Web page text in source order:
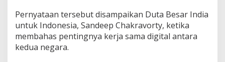
Pernyataan tersebut disampaikan Duta Besar India
untuk Indonesia, Sandeep Chakravorty, ketika
membahas pentingnya kerja sama digital antara
kedua negara.